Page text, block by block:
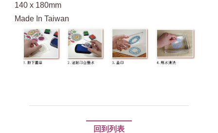
140 x 180mm
Made In Taiwan
回到列表